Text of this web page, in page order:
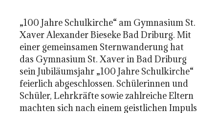
„100 Jahre Schulkirche“ am Gymnasium St.
Xaver Alexander Bieseke Bad Driburg. Mit
einer gemeinsamen Sternwanderung hat
das Gymnasium St. Xaver in Bad Driburg
sein Jubiläumsjahr „100 Jahre Schulkirche“
feierlich abgeschlossen. Schülerinnen und
Schüler, Lehrkräfte sowie zahlreiche Eltern
machten sich nach einem geistlichen Impuls